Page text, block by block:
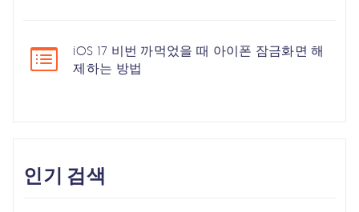
iOS 17 비번 까먹었을 때 아이폰 잠금화면 해
제하는 방법
인기 검색